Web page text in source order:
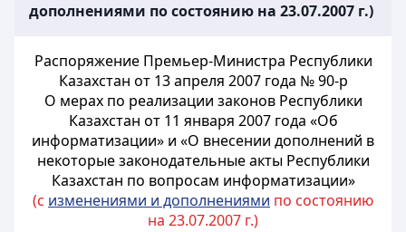
дополнениями по состоянию на 23.07.2007 г.)
Распоряжение Премьер-Министра Республики
Казахстан от 13 апреля 2007 года № 90-р
О мерах по реализации законов Республики
Казахстан от 11 января 2007 года «Об
информатизации» и «О внесении дополнений в
некоторые законодательные акты Республики
Казахстан по вопросам информатизации»
(с изменениями и дополнениями по состоянию
на 23.07.2007 г.)